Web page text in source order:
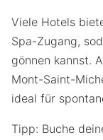
Viele Hotels
Spa-Zugang,
gönnen kannst.
Mont-Saint-
ideal für
Tipp: Buche